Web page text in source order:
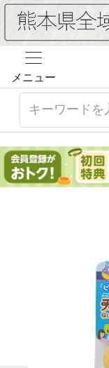
メニュー